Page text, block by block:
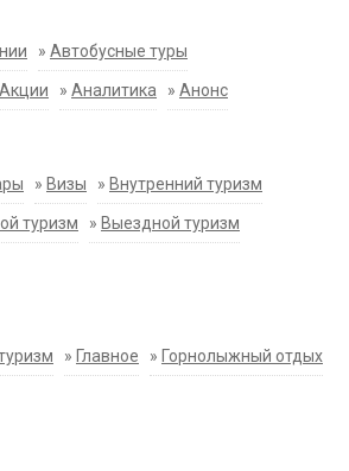
» Автобусные туры
Акции » Аналитика » Анонс
» Визы » Внутренний туризм
туризм » Выездной туризм
» Главное » Горнолыжный отдых